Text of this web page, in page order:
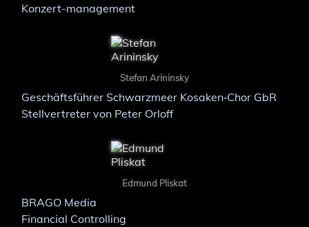
Konzert-management
Stefan Arininsky
Geschäftsführer Schwarzmeer Kosaken‑Chor GbR
Stellvertreter von Peter Orloff
Edmund Pliskat
BRAGO Media
Financial Controlling